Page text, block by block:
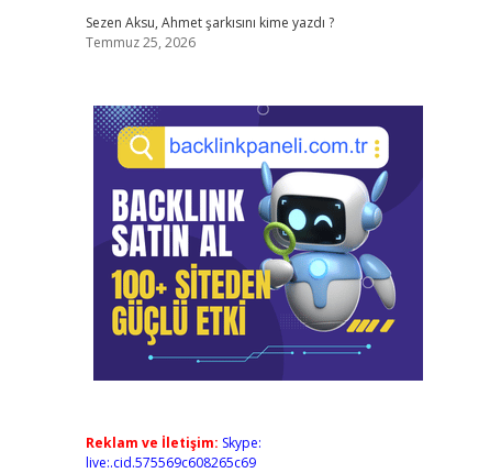
Sezen Aksu, Ahmet şarkısını kime yazdı ?
Temmuz 25, 2026
Reklam ve İletişim: Skype:
live:.cid.575569c608265c69